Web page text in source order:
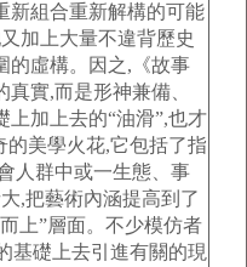
新組合重新解構的可能
加上大量不違背歷史
的虛構。因之,《故事
實,而是形神兼備、
上加上去的“油滑”,也才
的美學火花,它包括了指
人群中或一生態、事
,把藝術內涵提高到了
上”層面。不少模仿者
基礎上去引進有關的現